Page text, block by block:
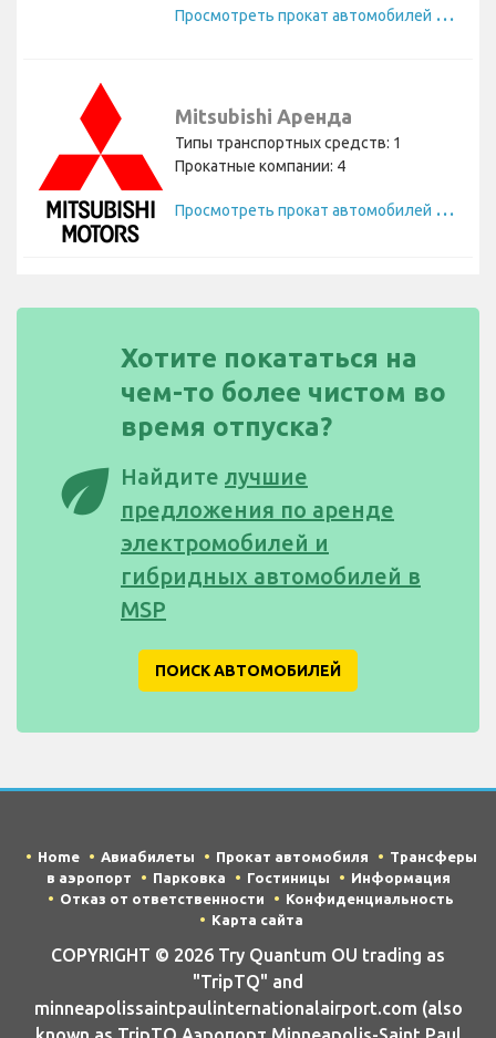
П
росмотреть прокат автомобилей Audi
Mitsubishi Аренда
Типы транспортных средств: 1
Прокатные компании: 4
П
росмотреть прокат автомобилей Mitsubishi
eco
Хотите покататься на
чем-то более чистом во
время отпуска?
Найдите лучшие
предложения по аренде
электромобилей и
гибридных автомобилей в
MSP
ПОИСК АВТОМОБИЛЕЙ
Home Авиабилеты Прокат автомобиля
Трансферы
в аэропорт
Парковка Гостиницы
Информация
Отказ от ответственности
Конфиденциальность
Карта сайта
COPYRIGHT © 2026 Try Quantum OU trading as
"TripTQ" and
minneapolissaintpaulinternationalairport.com (also